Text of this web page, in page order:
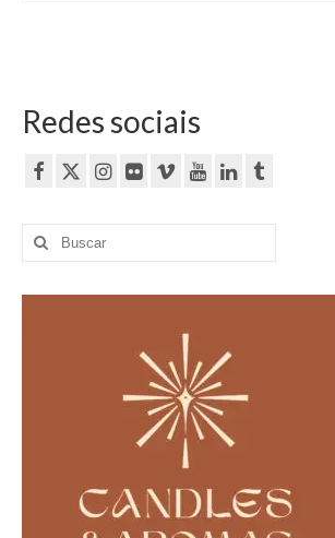
Redes sociais
Buscar
por: